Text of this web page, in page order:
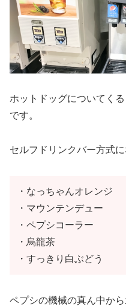
ホットドッグについてく
です。
セルフドリンクバー方式に
・なっちゃんオレンジ
・マウンテンデュー
・ペプシコーラー
・烏龍茶
・すっきり白ぶどう
ペプシの機械の真ん中か